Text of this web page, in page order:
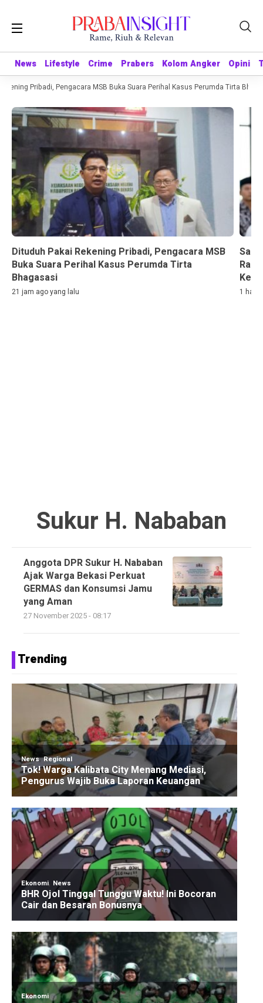
News Lifestyle Crime Prabers Kolom Angker Opini
News Lifestyle Crime Prabers Kolom Angker Opini
Pribadi, Pengacara MSB Buka Suara Perihal Kasus Perumda Tirta
Dituduh Pakai Rekening Pribadi, Pengacara MSB
Buka Suara Perihal Kasus Perumda Tirta
Bhagasasi
21 jam ago yang lalu 1 hari
Sukur H. Nababan
Anggota DPR Sukur H. Nababan
Ajak Warga Bekasi Perkuat
GERMAS dan Konsumsi Jamu
yang Aman
27 November 2025 - 08:17
Trending